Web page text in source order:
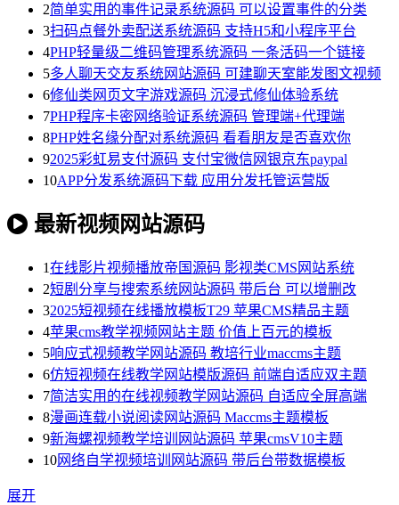
2简单实用的事件记录系统源码 可以设置事件的分类
3扫码点餐外卖配送系统源码 支持H5和小程序平台
4PHP轻量级二维码管理系统源码 一条活码一个链接
5多人聊天交友系统网站源码 可建聊天室能发图文视频
6修仙类网页文字游戏源码 沉浸式修仙体验系统
7PHP程序卡密网络验证系统源码 管理端+代理端
8PHP姓名缘分配对系统源码 看看朋友是否喜欢你
92025彩虹易支付源码 支付宝微信网银京东paypal
10APP分发系统源码下载 应用分发托管运营版
最新视频网站源码
1在线影片视频播放帝国源码 影视类CMS网站系统
2短剧分享与搜索系统网站源码 带后台 可以增删改
32025短视频在线播放模板T29 苹果CMS精品主题
4苹果cms教学视频网站主题 价值上百元的模板
5响应式视频教学网站源码 教培行业maccms主题
6仿短视频在线教学网站模版源码 前端自适应双主题
7简洁实用的在线视频教学网站源码 自适应全屏高端
8漫画连载小说阅读网站源码 Maccms主题模板
9新海螺视频教学培训网站源码 苹果cmsV10主题
10网络自学视频培训网站源码 带后台带数据模板
展开